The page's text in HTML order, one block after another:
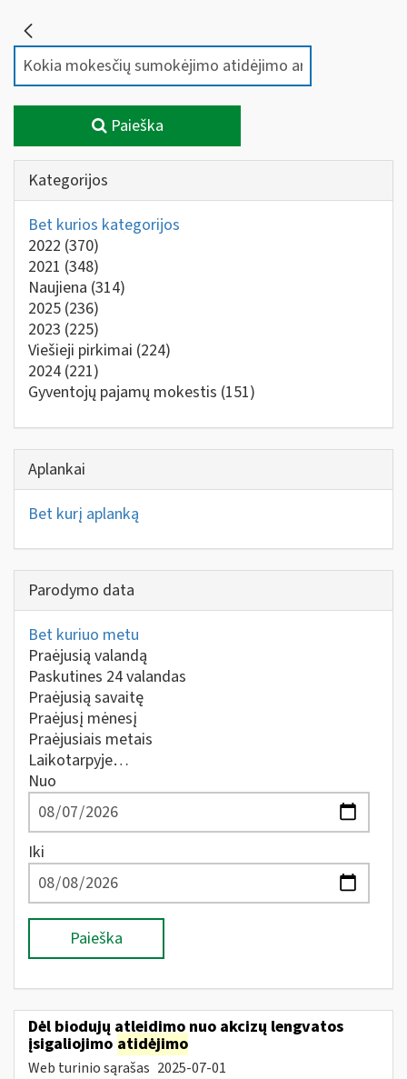
Paieška
Kategorijos
Bet kurios kategorijos
2022 (370)
2021 (348)
Naujiena (314)
2025 (236)
2023 (225)
Viešieji pirkimai (224)
2024 (221)
Gyventojų pajamų mokestis (151)
Aplankai
Bet kurį aplanką
Parodymo data
Bet kuriuo metu
Praėjusią valandą
Paskutines 24 valandas
Praėjusią savaitę
Praėjusį mėnesį
Praėjusiais metais
Laikotarpyje…
Nuo
Iki
Paieška
Dėl biodujų atleidimo nuo akcizų lengvatos
įsigaliojimo atidėjimo
Web turinio sąrašas 2025-07-01